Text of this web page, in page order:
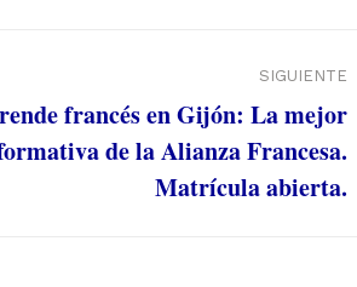
SIGUIENTE
francés en Gijón: La mejor
de la Alianza Francesa.
Matrícula abierta.